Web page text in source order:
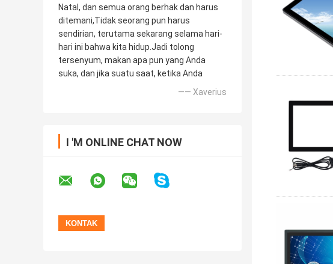
Natal, dan semua orang berhak dan harus
ditemani,Tidak seorang pun harus
sendirian, terutama sekarang selama hari-
hari ini bahwa kita hidup.Jadi tolong
tersenyum, makan apa pun yang Anda
suka, dan jika suatu saat, ketika Anda
—— Xaverius
I 'M ONLINE CHAT NOW